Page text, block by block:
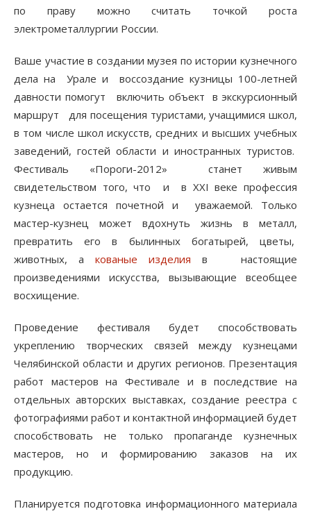
по праву можно считать точкой роста
электрометаллургии России.
Ваше участие в создании музея по истории кузнечного
дела на Урале и воссоздание кузницы 100-летней
давности помогут включить объект в экскурсионный
маршрут для посещения туристами, учащимися школ,
в том числе школ искусств, средних и высших учебных
заведений, гостей области и иностранных туристов.
Фестиваль «Пороги-2012» станет живым
свидетельством того, что и в ХХI веке профессия
кузнеца остается почетной и уважаемой. Только
мастер-кузнец может вдохнуть жизнь в металл,
превратить его в былинных богатырей, цветы,
животных, а кованые изделия в настоящие
произведениями искусства, вызывающие всеобщее
восхищение.
Проведение фестиваля будет способствовать
укреплению творческих связей между кузнецами
Челябинской области и других регионов. Презентация
работ мастеров на Фестивале и в последствие на
отдельных авторских выставках, создание реестра с
фотографиями работ и контактной информацией будет
способствовать не только пропаганде кузнечных
мастеров, но и формированию заказов на их
продукцию.
Планируется подготовка информационного материала